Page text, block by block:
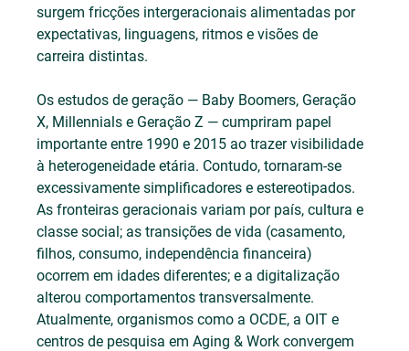
surgem fricções intergeracionais alimentadas por
expectativas, linguagens, ritmos e visões de
carreira distintas.
Os estudos de geração — Baby Boomers, Geração
X, Millennials e Geração Z — cumpriram papel
importante entre 1990 e 2015 ao trazer visibilidade
à heterogeneidade etária. Contudo, tornaram-se
excessivamente simplificadores e estereotipados.
As fronteiras geracionais variam por país, cultura e
classe social; as transições de vida (casamento,
filhos, consumo, independência financeira)
ocorrem em idades diferentes; e a digitalização
alterou comportamentos transversalmente.
Atualmente, organismos como a OCDE, a OIT e
centros de pesquisa em Aging & Work convergem